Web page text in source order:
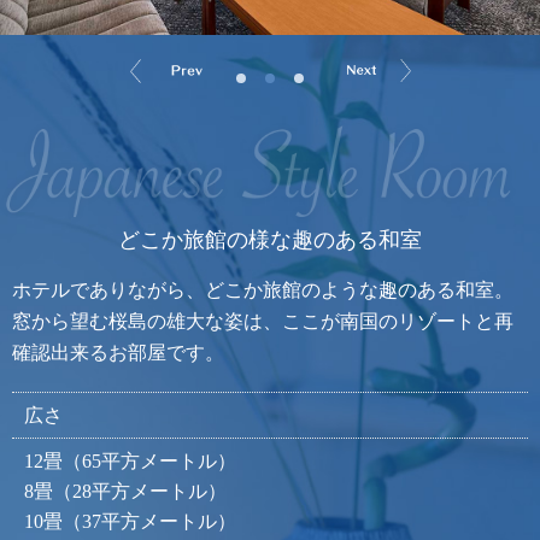
どこか旅館の様な趣のある和室
ホテルでありながら、どこか旅館のような趣のある和室。
窓から望む桜島の雄大な姿は、ここが南国のリゾートと再
確認出来るお部屋です。
広さ
12畳（65平方メートル）
8畳（28平方メートル）
10畳（37平方メートル）